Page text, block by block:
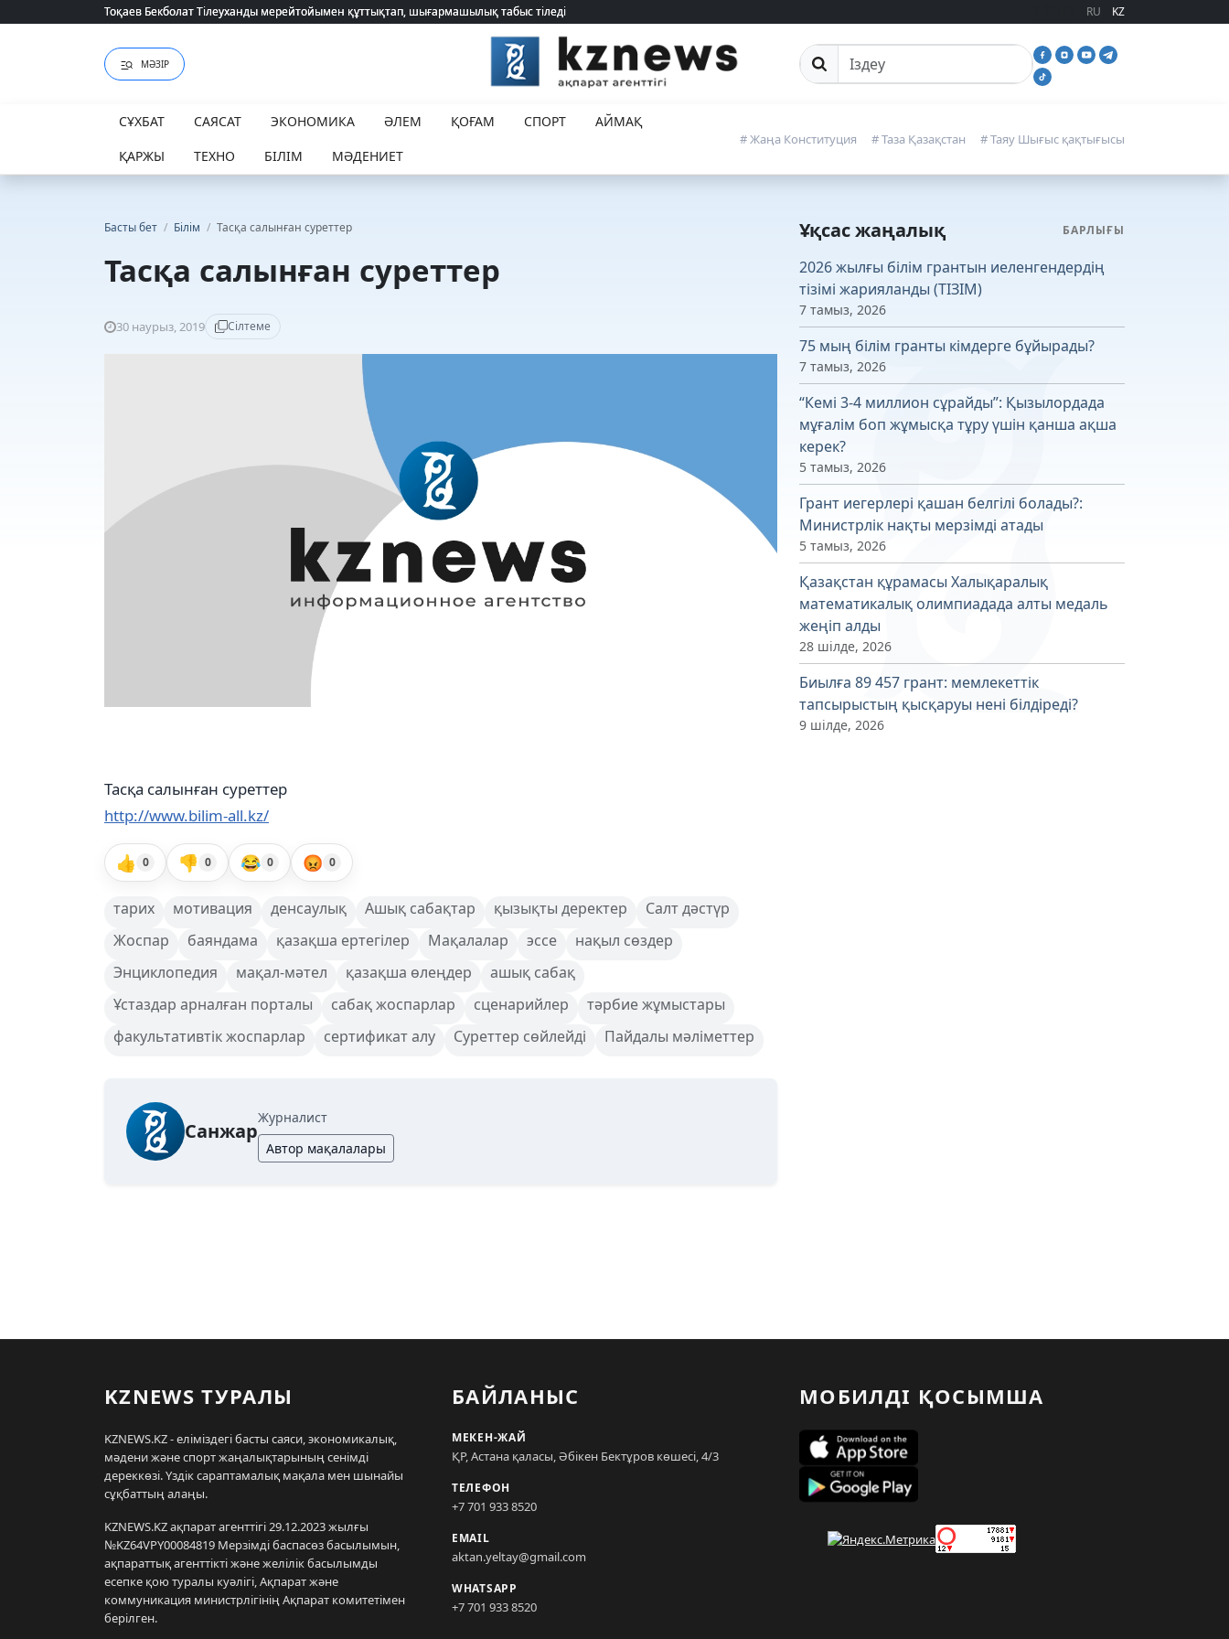
Тоқаев Бекболат Тілеуханды мерейтойымен құттықтап, шығармашылық табыс тіледі
Тоқаев Бекболат Тілеуханды мерейтойымен құттықтап, шығармашылық табыс тіледі RU KZ
МӘЗІР Сайттан іздеу
СҰХБАТ САЯСАТ ЭКОНОМИКА ӘЛЕМ ҚОҒАМ СПОРТ
АЙМАҚ
ҚАРЖЫ
ТЕХНО БІЛІМ МӘДЕНИЕТ
# Жаңа Конституция # Таза Қазақстан # Таяу Шығыс қақтығысы
Басты бет / Білім / Тасқа салынған суреттер
Тасқа салынған суреттер
30 наурыз, 2019 Сілтеме
Тасқа салынған суреттер
http://www.bilim-all.kz/
👍 0 👎 0 😂 0 😡 0
тарих мотивация денсаулық Ашық сабақтар қызықты деректер
Салт дәстүр
Жоспар
баяндама қазақша ертегілер Мақалалар эссе
нақыл сөздер
Энциклопедия
мақал-мәтел қазақша өлеңдер
ашық сабақ
Ұстаздар арналған порталы
сабақ жоспарлар сценарийлер
тәрбие жұмыстары
факультативтік жоспарлар
сертификат алу Суреттер сөйлейді Пайдалы мәліметтер
Санжар
Журналист
Автор мақалалары
Ұқсас жаңалық БАРЛЫҒЫ
2026 жылғы білім грантын иеленгендердің
тізімі жарияланды (ТІЗІМ)
7 тамыз, 2026
75 мың білім гранты кімдерге бұйырады?
7 тамыз, 2026
“Кемі 3-4 миллион сұрайды”: Қызылордада
мұғалім боп жұмысқа тұру үшін қанша ақша
керек?
5 тамыз, 2026
Грант иегерлері қашан белгілі болады?:
Министрлік нақты мерзімді атады
5 тамыз, 2026
Қазақстан құрамасы Халықаралық
математикалық олимпиадада алты медаль
жеңіп алды
28 шілде, 2026
Биылға 89 457 грант: мемлекеттік
тапсырыстың қысқаруы нені білдіреді?
9 шілде, 2026
KZNEWS ТУРАЛЫ
KZNEWS.KZ - еліміздегі басты саяси, экономикалық,
мәдени және спорт жаңалықтарының сенімді
дереккөзі. Үздік сараптамалық мақала мен шынайы
сұқбаттың алаңы.
KZNEWS.KZ ақпарат агенттігі 29.12.2023 жылғы
№KZ64VPY00084819 Мерзімді баспасөз басылымын,
ақпараттық агенттікті және желілік басылымды
есепке қою туралы куәлігі, Ақпарат және
коммуникация министрлігінің Ақпарат комитетімен
берілген.
БАЙЛАНЫС
МЕКЕН-ЖАЙ
ҚР, Астана қаласы, Әбікен Бектұров көшесі, 4/3
ТЕЛЕФОН
+7 701 933 8520
EMAIL
aktan.yeltay@gmail.com
WHATSAPP
+7 701 933 8520
МОБИЛДІ ҚОСЫМША